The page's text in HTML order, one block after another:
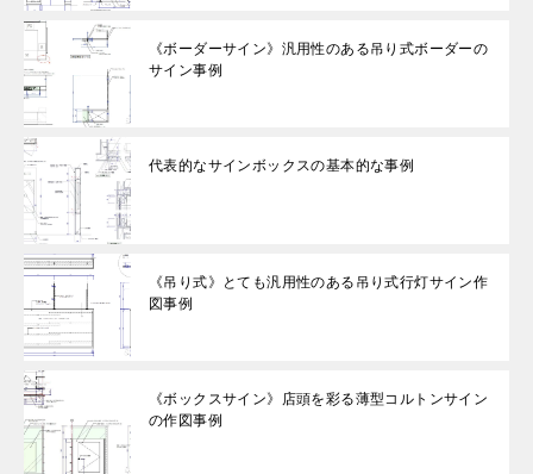
《ボーダーサイン》汎用性のある吊り式ボーダーの
サイン事例
代表的なサインボックスの基本的な事例
《吊り式》とても汎用性のある吊り式行灯サイン作
図事例
《ボックスサイン》店頭を彩る薄型コルトンサイン
の作図事例